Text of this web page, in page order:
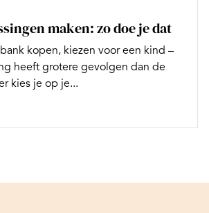
maken: zo doe je dat
kopen, kiezen voor een kind –
heeft grotere gevolgen dan de
kies je op je...